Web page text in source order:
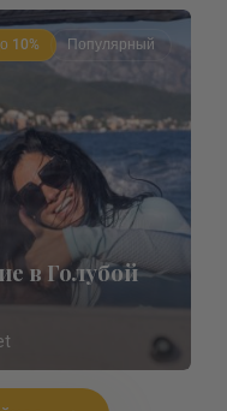
10% Популярный
в Голубой